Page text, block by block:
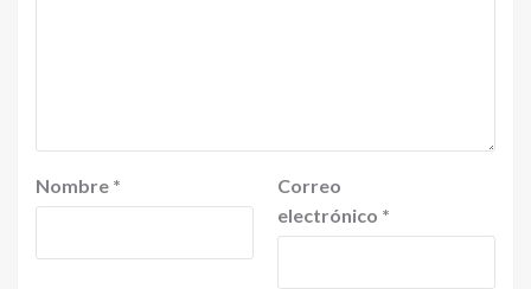
Nombre *
Correo
electrónico *